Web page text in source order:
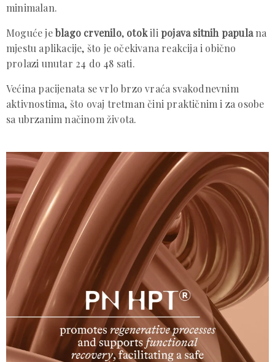
minimalan.
Moguće jeblago crvenilo, otokilipojava sitnih papulana
mjestu aplikacije, što je očekivana reakcija i obično
prolazi unutar 24 do 48 sati.
Većina pacijenata se vrlo brzo vraća svakodnevnim
aktivnostima, što ovaj tretman čini praktičnim i za osobe
sa ubrzanim načinom života.